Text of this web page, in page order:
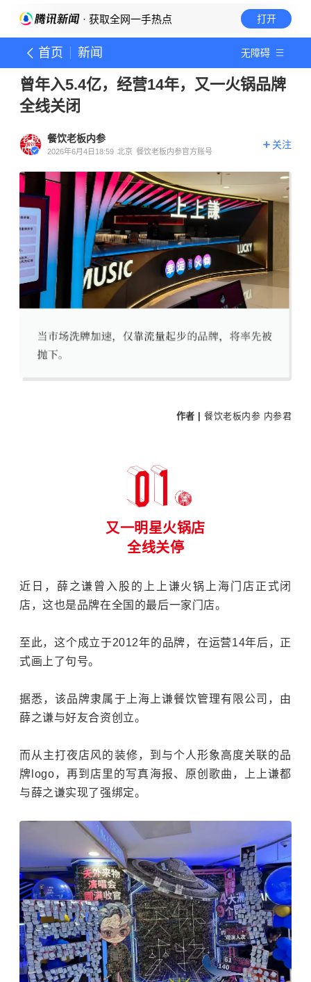
· 获取全网一手热点 打开
首页 新闻 无障碍
曾年入5.4亿，经营14年，又一火锅品牌
全线关闭
餐饮老板内参
2026年6月4日18:59 北京 餐饮老板内参官方账号
关注
作者 | 餐饮老板内参 内参君
又一明星火锅店
全线关停
近日，薛之谦曾入股的上上谦火锅上海门店正式闭
店，这也是品牌在全国的最后一家门店。
至此，这个成立于2012年的品牌，在运营14年后，正
式画上了句号。
据悉，该品牌隶属于上海上谦餐饮管理有限公司，由
薛之谦与好友合资创立。
而从主打夜店风的装修，到与个人形象高度关联的品
牌logo，再到店里的写真海报、原创歌曲，上上谦都
与薛之谦实现了强绑定。